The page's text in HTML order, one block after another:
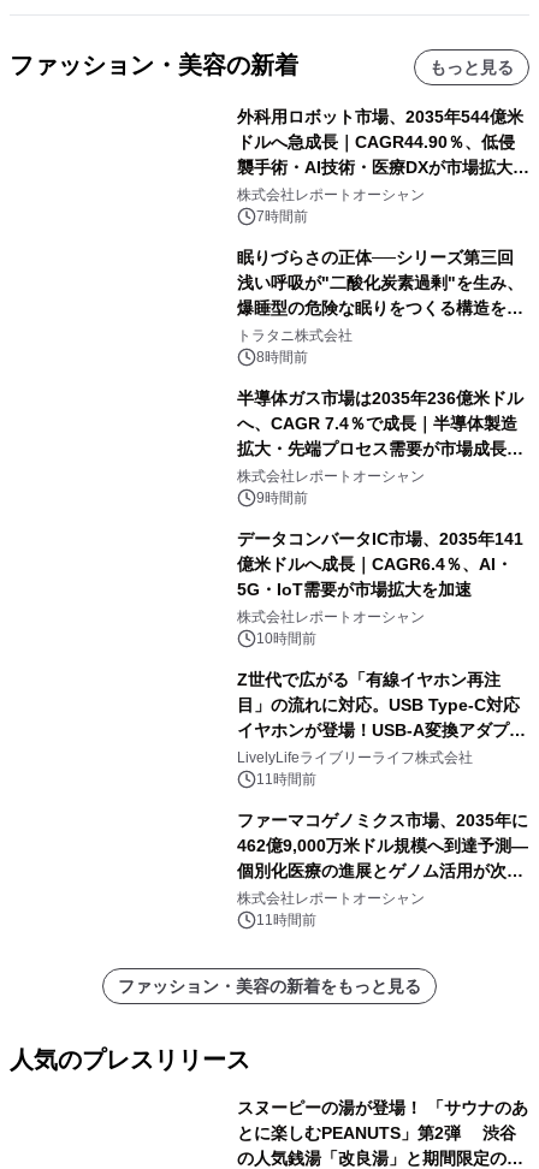
ファッション・美容の新着 もっと見る
外科用ロボット市場、2035年544億米
ドルへ急成長｜CAGR44.90％、低侵
襲手術・AI技術・医療DXが市場拡大を
牽引
株式会社レポートオーシャン
7時間前
眠りづらさの正体──シリーズ第三回
浅い呼吸が"二酸化炭素過剰"を生み、
爆睡型の危険な眠りをつくる構造を解
説
トラタニ株式会社
8時間前
半導体ガス市場は2035年236億米ドル
へ、CAGR 7.4％で成長｜半導体製造
拡大・先端プロセス需要が市場成長を
加速
株式会社レポートオーシャン
9時間前
データコンバータIC市場、2035年141
億米ドルへ成長｜CAGR6.4％、AI・
5G・IoT需要が市場拡大を加速
株式会社レポートオーシャン
10時間前
Z世代で広がる「有線イヤホン再注
目」の流れに対応。USB Type-C対応
イヤホンが登場！USB-A変換アダプタ
ー付きでスマホからパソコンまで幅広
く活用可能
LivelyLifeライブリーライフ株式会社
11時間前
ファーマコゲノミクス市場、2035年に
462億9,000万米ドル規模へ到達予測―
個別化医療の進展とゲノム活用が次世
代ヘルスケア投資を加速
株式会社レポートオーシャン
11時間前
ファッション・美容の新着をもっと見る
人気のプレスリリース
スヌーピーの湯が登場！ 「サウナのあ
とに楽しむPEANUTS」第2弾 渋谷
の人気銭湯「改良湯」と期間限定のコ